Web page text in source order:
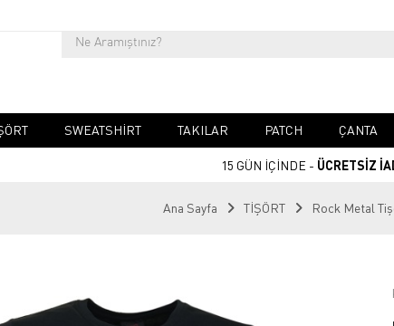
SWEATSHIRT TAKILAR PATCH ÇANTA
15 GÜN İÇİNDE - ÜCRETSİZ
Ana Sayfa TİŞÖRT Rock Metal